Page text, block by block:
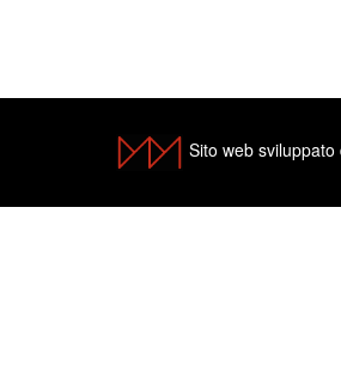
Sito web